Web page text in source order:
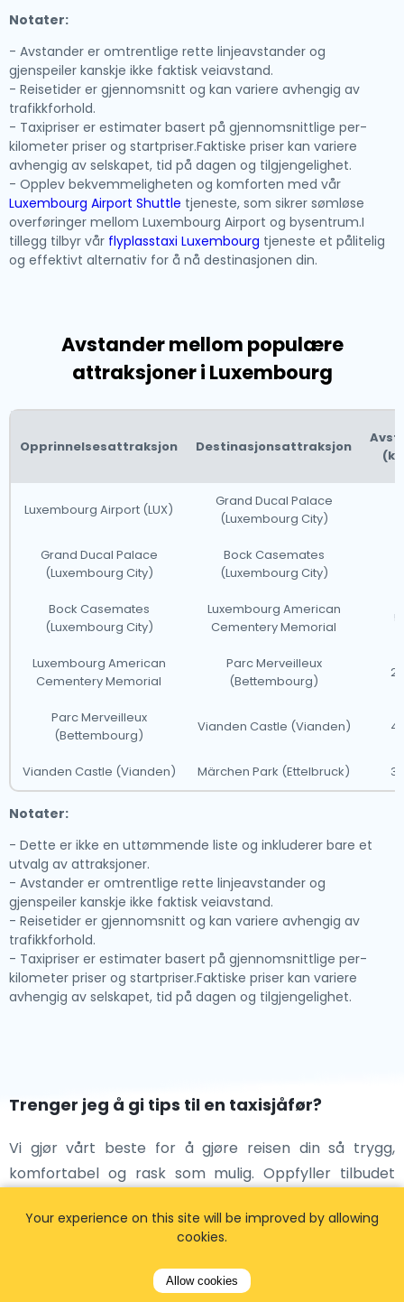
Notater:
- Avstander er omtrentlige rette linjeavstander og
gjenspeiler kanskje ikke faktisk veiavstand.
- Reisetider er gjennomsnitt og kan variere avhengig av
trafikkforhold.
- Taxipriser er estimater basert på gjennomsnittlige per-
kilometer priser og startpriser.Faktiske priser kan variere
avhengig av selskapet, tid på dagen og tilgjengelighet.
- Opplev bekvemmeligheten og komforten med vår
Luxembourg Airport Shuttle tjeneste, som sikrer sømløse
overføringer mellom Luxembourg Airport og bysentrum.I
tillegg tilbyr vår flyplasstaxi Luxembourg tjeneste et pålitelig
og effektivt alternativ for å nå destinasjonen din.
Avstander mellom populære
attraksjoner i Luxembourg
Opprinnelsesattraksjon Destinasjonsattraksjon
Luxembourg Airport (LUX)
Grand Ducal Palace
(Luxembourg City)
Grand Ducal Palace
(Luxembourg City)
Bock Casemates
(Luxembourg City)
Bock Casemates
(Luxembourg City)
Luxembourg American
Cementery Memorial
5
Luxembourg American
Cementery Memorial
Parc Merveilleux
(Bettembourg)
20
Parc Merveilleux
(Bettembourg)
Vianden Castle (Vianden)
Vianden Castle (Vianden) Märchen Park (Ettelbruck) 30
Notater:
- Dette er ikke en uttømmende liste og inkluderer bare et
utvalg av attraksjoner.
- Avstander er omtrentlige rette linjeavstander og
gjenspeiler kanskje ikke faktisk veiavstand.
- Reisetider er gjennomsnitt og kan variere avhengig av
trafikkforhold.
- Taxipriser er estimater basert på gjennomsnittlige per-
kilometer priser og startpriser.Faktiske priser kan variere
avhengig av selskapet, tid på dagen og tilgjengelighet.
Trenger jeg å gi tips til en taxisjåfør?
Vi gjør vårt beste for å gjøre reisen din så trygg,
komfortabel og rask som mulig. Oppfyller tilbudet
med? Hvis du vil vise sjåføren din at han/hun har gjort
Your experience on this site will be improved by allowing
cookies.
Allow cookies